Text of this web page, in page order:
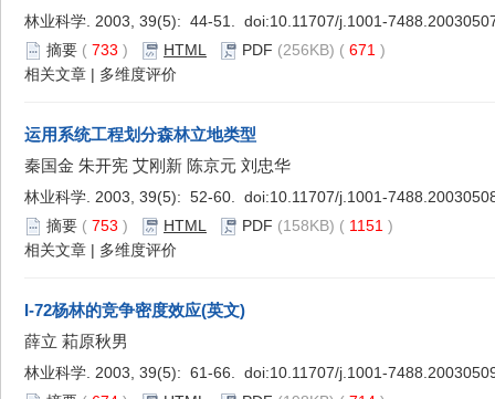
林业科学. 2003, 39(5): 44-51. doi:10.11707/j.1001-
摘要 ( 733 ) HTML PDF (256KB) ( 671 )
相关文章 | 多维度评价
运用系统工程划分森林立地类型
秦国金 朱开宪 艾刚新 陈京元 刘忠华
林业科学. 2003, 39(5): 52-60. doi:10.11707/j.1001-
摘要 ( 753 ) HTML PDF (158KB) ( 1151 )
相关文章 | 多维度评价
I-72杨林的竞争密度效应(英文)
薛立 萂原秋男
林业科学. 2003, 39(5): 61-66. doi:10.11707/j.1001-